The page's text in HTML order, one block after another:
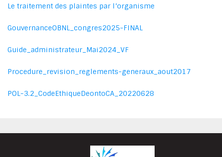
Le traitement des plaintes par l’organisme
GouvernanceOBNL_congres2025-FINAL
Guide_administrateur_Mai2024_VF
Procedure_revision_reglements-generaux_aout2017
POL-3.2_CodeEthiqueDeontoCA_20220628